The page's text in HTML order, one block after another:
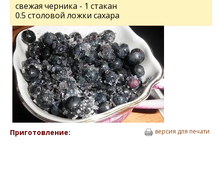
свeжая чeрника - 1 стакан
0.5 столовой ложки сахара
Приготовление: версия для печати